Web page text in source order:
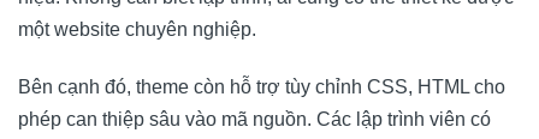
một website chuyên nghiệp.
Bên cạnh đó, theme còn hỗ trợ tùy chỉnh CSS, HTML cho
phép can thiệp sâu vào mã nguồn. Các lập trình viên có